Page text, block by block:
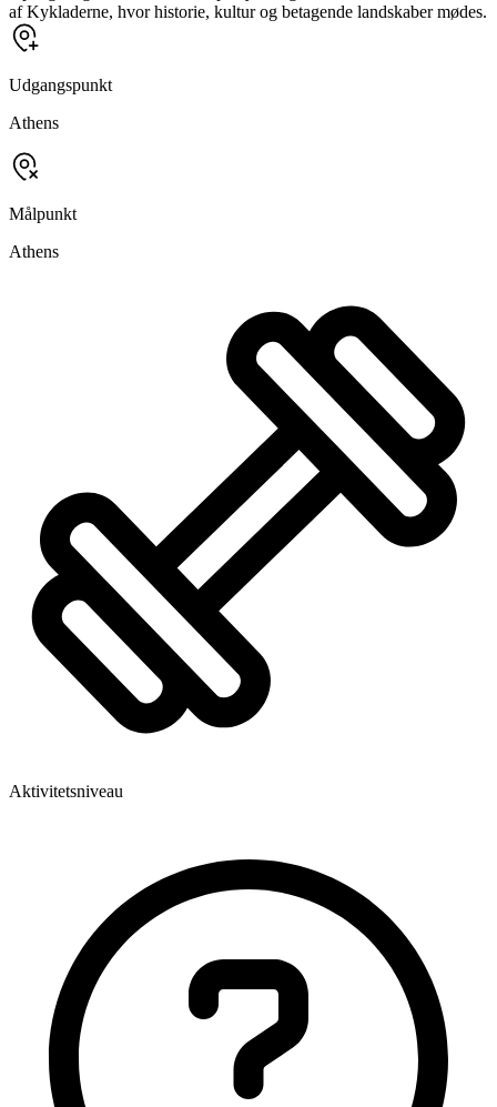
af Kykladerne, hvor historie, kultur og betagende landskaber mødes.
Udgangspunkt
Athens
Målpunkt
Athens
Aktivitetsniveau